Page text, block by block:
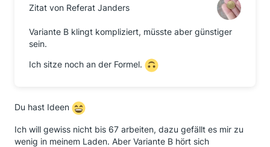
Zitat von Referat Janders
Variante B klingt kompliziert, müsste aber günstiger
sein.
Ich sitze noch an der Formel.
Du hast Ideen
Ich will gewiss nicht bis 67 arbeiten, dazu gefällt es mir zu
wenig in meinem Laden. Aber Variante B hört sich